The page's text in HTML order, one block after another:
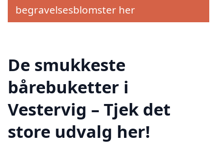
begravelsesblomster her
De smukkeste
bårebuketter i
Vestervig – Tjek det
store udvalg her!